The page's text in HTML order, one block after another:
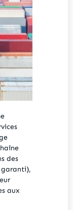
des
aux